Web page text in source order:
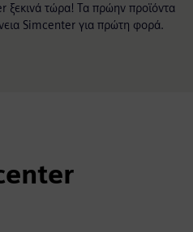
ξεκινά τώρα! Τα πρώην προϊόντα
Simcenter για πρώτη φορά.